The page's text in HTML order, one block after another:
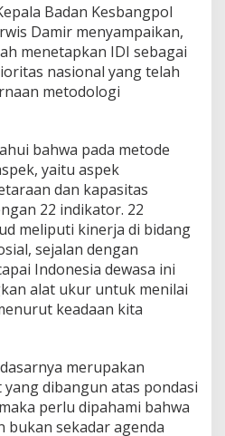
a
s
i
I
n
d
e
s
i
a
Badan Kesbangpol
Damir menyampaikan,
menetapkan IDI sebagai
nasional yang telah
metodologi
bahwa pada metode
yaitu aspek
dan kapasitas
22 indikator. 22
meliputi kinerja di bidang
sejalan dengan
Indonesia dewasa ini
alat ukur untuk menilai
keadaan kita
merupakan
dibangun atas pondasi
perlu dipahami bahwa
bukan sekadar agenda